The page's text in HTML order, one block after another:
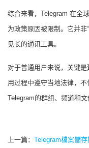
综合来看，Telegram 在全
为政策原因被限制。它并
见长的通讯工具。
对于普通用户来说，关键是
用过程中遵守当地法律，
Telegram的群组、频道和
上一篇： Telegram檔案儲